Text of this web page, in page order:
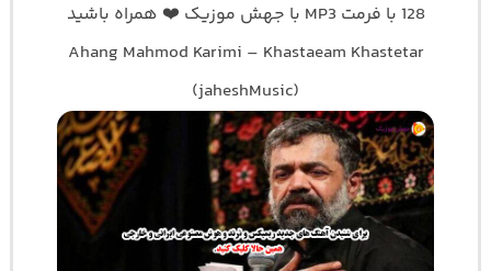
128 با فرمت MP3 با جهش موزیک ❤️ همراه باشید
Ahang Mahmod Karimi – Khastaeam Khastetar
(jaheshMusic)